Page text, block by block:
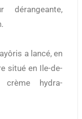
a lancé, en
situé en Ile-de-
hydra-